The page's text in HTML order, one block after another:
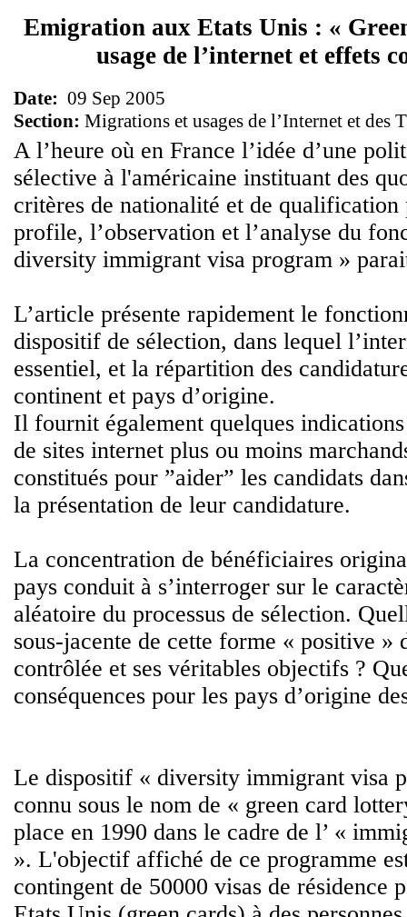
Emigration aux Etats Unis : «
usage de l’internet et effets
Date: 09 Sep 2005
Section: Migrations et usages de l’Internet et des
A l’heure où en France l’idée d’une
sélective à l'américaine instituant des
critères de nationalité et de qualification
profile, l’observation et l’analyse du
diversity immigrant visa program »
L’article présente rapidement le
dispositif de sélection, dans lequel
essentiel, et la répartition des
continent et pays d’origine.
Il fournit également quelques
de sites internet plus ou moins
constitués pour ”aider” les candidats
la présentation de leur candidature.
La concentration de bénéficiaires
pays conduit à s’interroger sur le
aléatoire du processus de sélection.
sous-jacente de cette forme « positive »
contrôlée et ses véritables objectifs ?
conséquences pour les pays d’origine
Le dispositif « diversity immigrant visa
connu sous le nom de « green card
place en 1990 dans le cadre de l’ «
». L'objectif affiché de ce programme
contingent de 50000 visas de résidence